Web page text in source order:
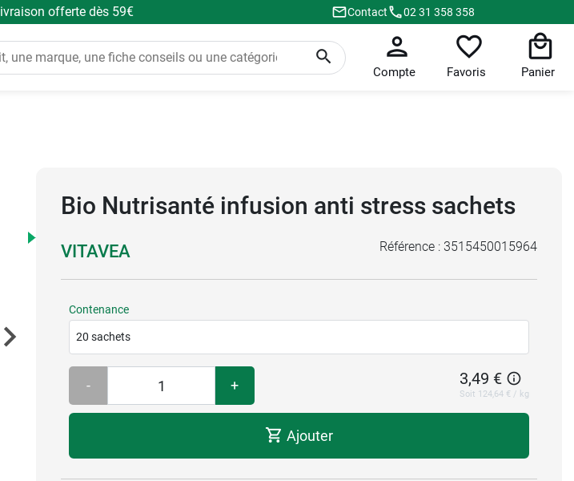
offerte dès 59€ Contact 02 31 358 358
Compte Favoris Panier
Bio Nutrisanté infusion anti stress sachets
VITAVEA Référence : 3515450015964
Contenance
20 sachets
- + 3,49 €
Soit 124,64 € / kg
Ajouter